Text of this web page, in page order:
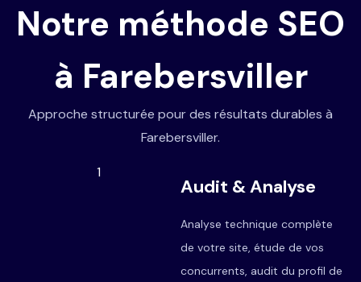
Notre méthode SEO
à Farebersviller
Approche structurée pour des résultats durables à
Farebersviller.
1
Audit & Analyse
Analyse technique complète
de votre site, étude de vos
concurrents, audit du profil de